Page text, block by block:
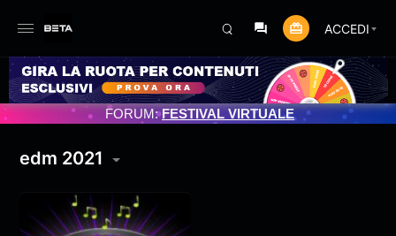
ACCEDI
3/07/2025
FORUM:FESTIVAL VIRTUALE
edm 2021